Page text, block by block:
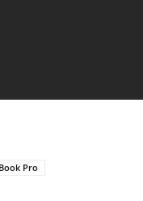
Pro